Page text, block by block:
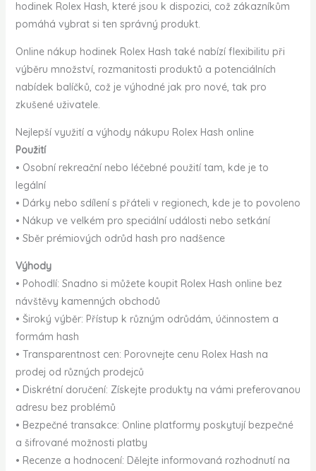
hodinek Rolex Hash, které jsou k dispozici, což zákazníkům
pomáhá vybrat si ten správný produkt.
Online nákup hodinek Rolex Hash také nabízí flexibilitu při
výběru množství, rozmanitosti produktů a potenciálních
nabídek balíčků, což je výhodné jak pro nové, tak pro
zkušené uživatele.
Nejlepší využití a výhody nákupu Rolex Hash online
Použití
• Osobní rekreační nebo léčebné použití tam, kde je to
legální
• Dárky nebo sdílení s přáteli v regionech, kde je to povoleno
• Nákup ve velkém pro speciální události nebo setkání
• Sběr prémiových odrůd hash pro nadšence
Výhody
• Pohodlí: Snadno si můžete koupit Rolex Hash online bez
návštěvy kamenných obchodů
• Široký výběr: Přístup k různým odrůdám, účinnostem a
formám hash
• Transparentnost cen: Porovnejte cenu Rolex Hash na
prodej od různých prodejců
• Diskrétní doručení: Získejte produkty na vámi preferovanou
adresu bez problémů
• Bezpečné transakce: Online platformy poskytují bezpečné
a šifrované možnosti platby
• Recenze a hodnocení: Dělejte informovaná rozhodnutí na